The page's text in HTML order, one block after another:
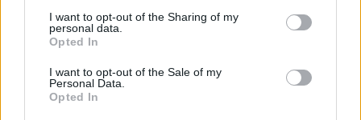
I want to opt-out of the Sharing of my
personal data.
Opted In
I want to opt-out of the Sale of my
Personal Data.
Opted In
Athenee.
Ιnformations:
Les Ombres